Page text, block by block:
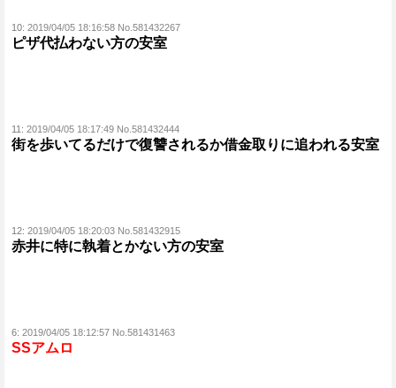
10: 2019/04/05 18:16:58 No.581432267
ピザ代払わない方の安室
11: 2019/04/05 18:17:49 No.581432444
街を歩いてるだけで復讐されるか借金取りに追われる安室
12: 2019/04/05 18:20:03 No.581432915
赤井に特に執着とかない方の安室
6: 2019/04/05 18:12:57 No.581431463
SSアムロ